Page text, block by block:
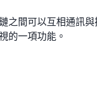
之間可以互相通訊與
的一項功能。